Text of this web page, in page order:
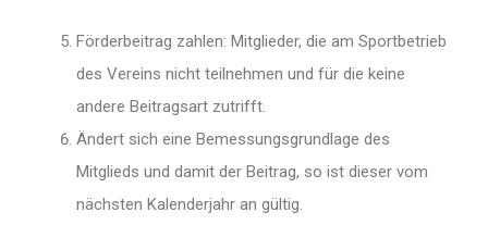
Förderbeitrag zahlen: Mitglieder, die am Sportbetrieb
des Vereins nicht teilnehmen und für die keine
andere Beitragsart zutrifft.
Ändert sich eine Bemessungsgrundlage des
Mitglieds und damit der Beitrag, so ist dieser vom
nächsten Kalenderjahr an gültig.